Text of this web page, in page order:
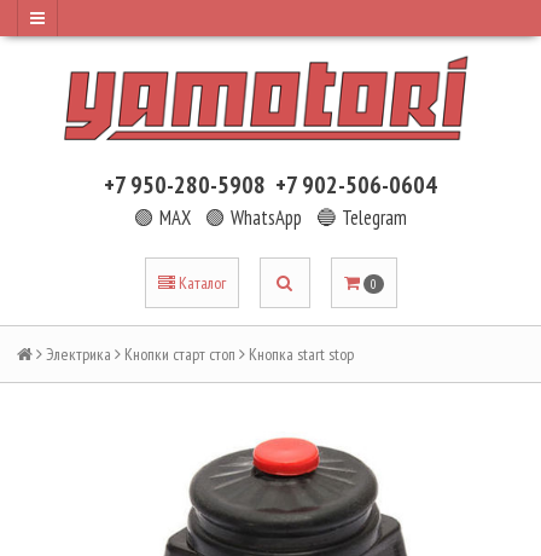
+7 950-280-5908 +7 902-506-0604
🟢 MAX 🟢 WhatsApp 🔵 Telegram
Каталог 0
Электрика Кнопки старт стоп Кнопка start stop